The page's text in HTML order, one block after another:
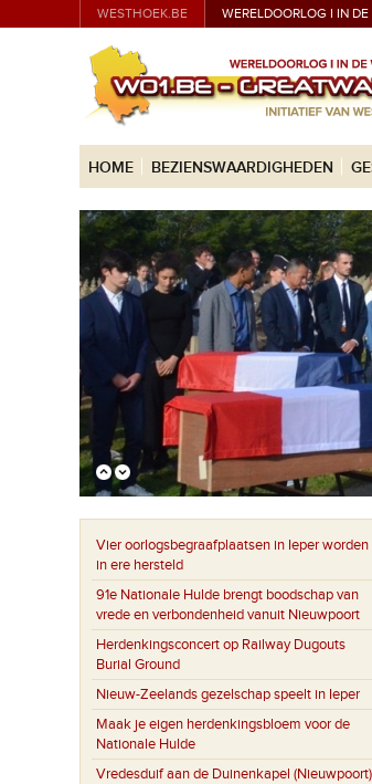
WESTHOEK.BE WERELDOORLOG I IN
HOME BEZIENSWAARDIGHEDEN
Vier oorlogsbegraafplaatsen in Ieper worden
in ere hersteld
91e Nationale Hulde brengt boodschap van
vrede en verbondenheid vanuit Nieuwpoort
Herdenkingsconcert op Railway Dugouts
Burial Ground
Nieuw-Zeelands gezelschap speelt in Ieper
Maak je eigen herdenkingsbloem voor de
Nationale Hulde
Vredesduif aan de Duinenkapel (Nieuwpoort)